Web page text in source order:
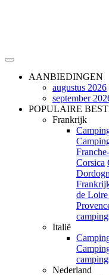
AANBIEDINGEN
augustus 2026
september
POPULAIRE
Frankrijk
Corsica
de
Italië
Nederland